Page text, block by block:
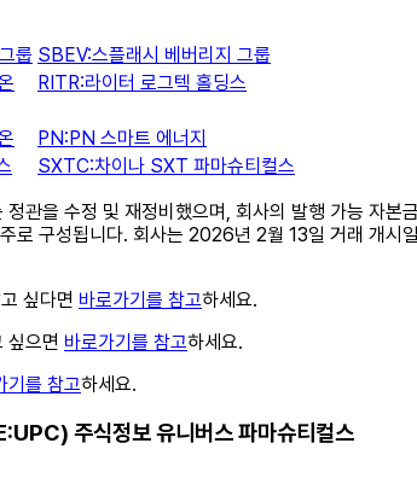
룹 SBEV:스플래시 베버리지 그룹
RITR:라이터 로그텍 홀딩스
PN:PN 스마트 에너지
SXTC:차이나 SXT 파마슈티컬스
정관을 수정 및 재정비했으며, 회사의 발행 가능 자
구성됩니다. 회사는 2026년 2월 13일 거래 개
싶다면 바로가기를 참고하세요.
싶으면 바로가기를 참고하세요.
기를 참고하세요.
주식정보 유니버스 파마슈티컬스